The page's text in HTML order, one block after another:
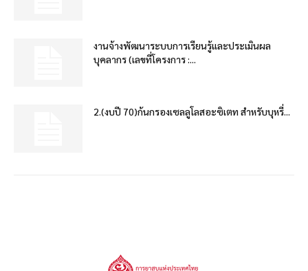
งานจ้างพัฒนาระบบการเรียนรู้และประเมินผล
บุคลากร (เลขที่โครงการ :...
2.(งบปี 70)ก้นกรองเซลลูโลสอะซิเตท สำหรับบุหรี่...